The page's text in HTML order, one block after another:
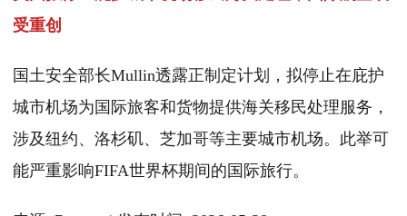
受重创
国土安全部长Mullin透露正制定计划，拟停止在庇护
城市机场为国际旅客和货物提供海关移民处理服务，
涉及纽约、洛杉矶、芝加哥等主要城市机场。此举可
能严重影响FIFA世界杯期间的国际旅行。